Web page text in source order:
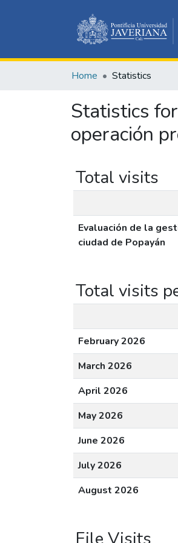
Home Statistics
Statistics
operación
Total visits
Evaluación de la
ciudad de Popayán
Total visits
February 2026
March 2026
April 2026
May 2026
June 2026
July 2026
August 2026